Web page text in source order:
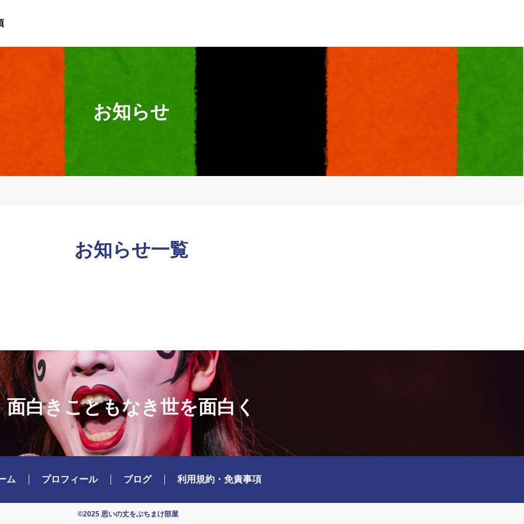
お知らせ
お知らせ一覧
面白きこともなき世を面白く
ム プロフィール ブログ 利用規約・免責事項
©2025 思いの丈をぶちまけ部屋